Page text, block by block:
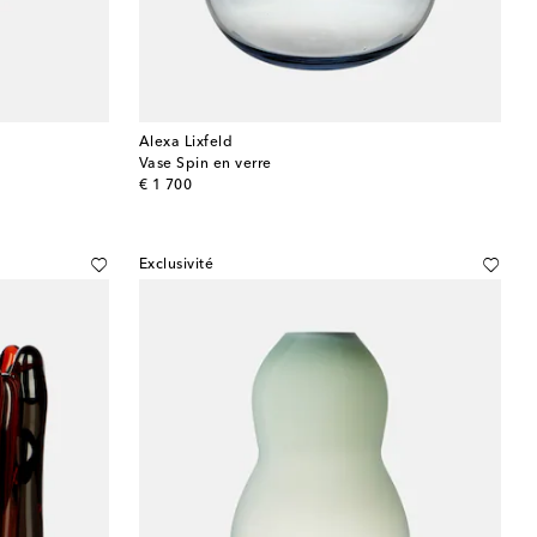
Alexa Lixfeld
Vase Spin en verre
€ 1 700
original price
Exclusivité